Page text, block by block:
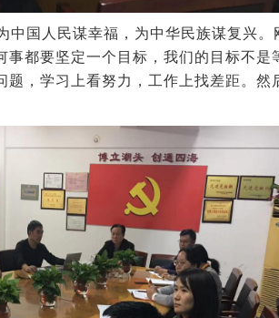
中国人民谋幸福，为中华民族谋复兴。
事都要坚定一个目标，我们的目标不是
，学习上看努力，工作上找差距。 然